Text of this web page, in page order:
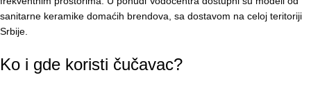
sanitarne keramike domaćih brendova, sa dostavom na celoj teritoriji
Srbije.
Ko i gde koristi čučavac?